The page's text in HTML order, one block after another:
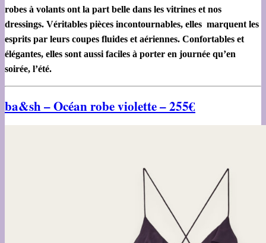
robes à volants ont la part belle dans les vitrines et nos
dressings. Véritables pièces incontournables, elles marquent les
esprits par leurs coupes fluides et aériennes. Confortables et
élégantes, elles sont aussi faciles à porter en journée qu’en
soirée, l’été.
ba&sh – Océan robe violette – 255€